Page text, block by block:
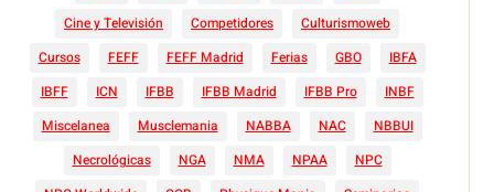
Cine y Televisión
Competidores
Culturismoweb
Cursos
FEFF FEFF Madrid Ferias GBO
IBFA
IBFF
ICN IFBB IFBB Madrid IFBB Pro
INBF
Miscelanea
Musclemania NABBA NAC
NBBUI
Necrológicas
NGA NMA NPAA
NPC